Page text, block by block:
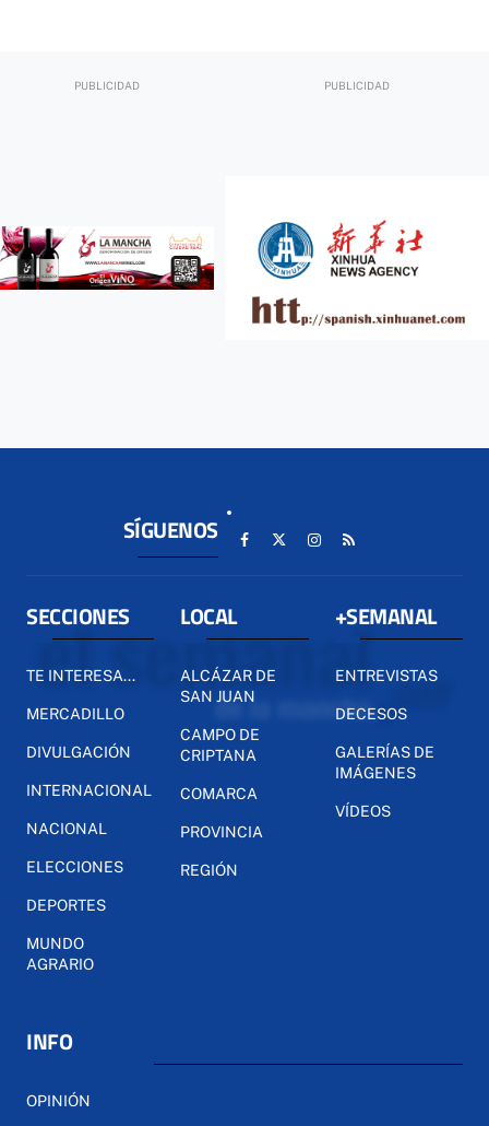
SÍGUENOS
SECCIONES
TE INTERESA...
MERCADILLO
DIVULGACIÓN
INTERNACIONAL
NACIONAL
ELECCIONES
DEPORTES
MUNDO
AGRARIO
LOCAL
ALCÁZAR DE
SAN JUAN
CAMPO DE
CRIPTANA
COMARCA
PROVINCIA
REGIÓN
+SEMANAL
ENTREVISTAS
DECESOS
GALERÍAS DE
IMÁGENES
VÍDEOS
INFO
OPINIÓN